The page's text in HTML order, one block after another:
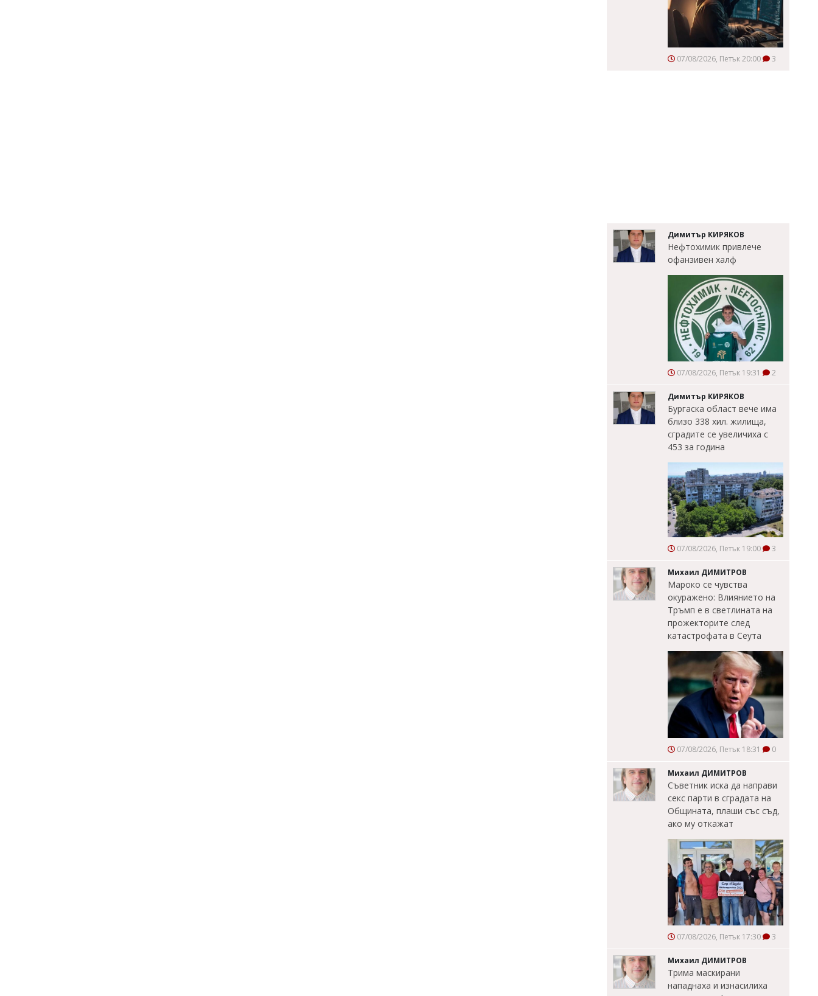
07/08/2026, Петък 20:00 3
Димитър КИРЯКОВ
Нефтохимик привлече
офанзивен халф
07/08/2026, Петък 19:31 2
Димитър КИРЯКОВ
Бургаска област вече има
близо 338 хил. жилища,
сградите се увеличиха с
453 за година
07/08/2026, Петък 19:00 3
Михаил ДИМИТРОВ
Мароко се чувства
окуражено: Влиянието на
Тръмп е в светлината на
прожекторите след
катастрофата в Сеута
07/08/2026, Петък 18:31 0
Михаил ДИМИТРОВ
Съветник иска да направи
секс парти в сградата на
Общината, плаши със съд,
ако му откажат
07/08/2026, Петък 17:30 3
Михаил ДИМИТРОВ
Трима маскирани
нападнаха и изнасилиха